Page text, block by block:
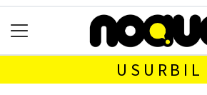
USURBIL